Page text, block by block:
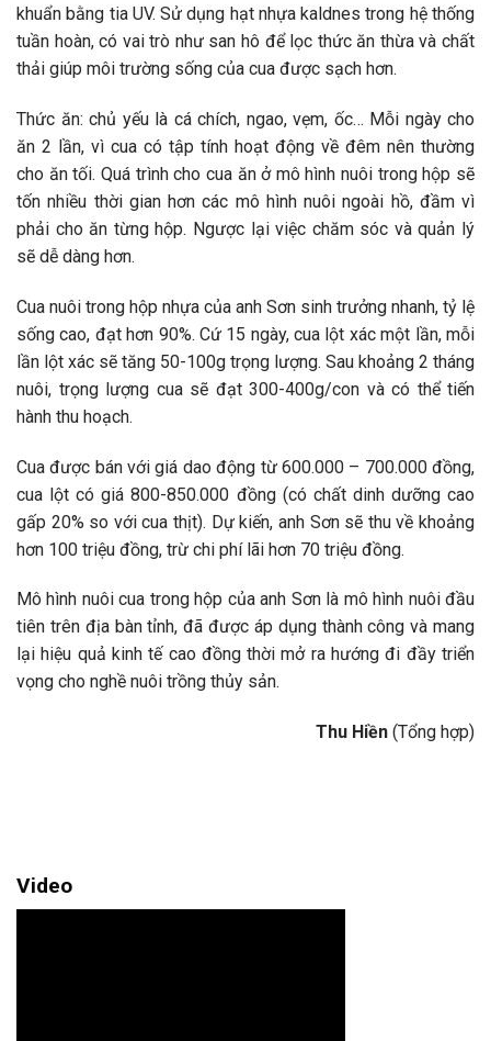
khuẩn bằng tia UV. Sử dụng hạt nhựa kaldnes trong hệ thống
tuần hoàn, có vai trò như san hô để lọc thức ăn thừa và chất
thải giúp môi trường sống của cua được sạch hơn.
Thức ăn: chủ yếu là cá chích, ngao, vẹm, ốc… Mỗi ngày cho
ăn 2 lần, vì cua có tập tính hoạt động về đêm nên thường
cho ăn tối. Quá trình cho cua ăn ở mô hình nuôi trong hộp sẽ
tốn nhiều thời gian hơn các mô hình nuôi ngoài hồ, đầm vì
phải cho ăn từng hộp. Ngược lại việc chăm sóc và quản lý
sẽ dễ dàng hơn.
Cua nuôi trong hộp nhựa của anh Sơn sinh trưởng nhanh, tỷ lệ
sống cao, đạt hơn 90%. Cứ 15 ngày, cua lột xác một lần, mỗi
lần lột xác sẽ tăng 50-100g trọng lượng. Sau khoảng 2 tháng
nuôi, trọng lượng cua sẽ đạt 300-400g/con và có thể tiến
hành thu hoạch.
Cua được bán với giá dao động từ 600.000 – 700.000 đồng,
cua lột có giá 800-850.000 đồng (có chất dinh dưỡng cao
gấp 20% so với cua thịt). Dự kiến, anh Sơn sẽ thu về khoảng
hơn 100 triệu đồng, trừ chi phí lãi hơn 70 triệu đồng.
Mô hình nuôi cua trong hộp của anh Sơn là mô hình nuôi đầu
tiên trên địa bàn tỉnh, đã được áp dụng thành công và mang
lại hiệu quả kinh tế cao đồng thời mở ra hướng đi đầy triển
vọng cho nghề nuôi trồng thủy sản.
Thu Hiền (Tổng hợp)
Video